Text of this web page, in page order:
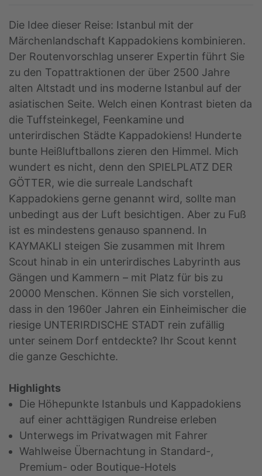
Die Idee dieser Reise: Istanbul mit der
Märchenlandschaft Kappadokiens kombinieren.
Der Routenvorschlag unserer Expertin führt Sie
zu den Topattraktionen der über 2500 Jahre
alten Altstadt und ins moderne Istanbul auf der
asiatischen Seite. Welch einen Kontrast bieten da
die Tuffsteinkegel, Feenkamine und
unterirdischen Städte Kappadokiens! Hunderte
bunte Heißluftballons zieren den Himmel. Mich
wundert es nicht, denn den SPIELPLATZ DER
GÖTTER, wie die surreale Landschaft
Kappadokiens gerne genannt wird, sollte man
unbedingt aus der Luft besichtigen. Aber zu Fuß
ist es mindestens genauso spannend. In
KAYMAKLI steigen Sie zusammen mit Ihrem
Scout hinab in ein unterirdisches Labyrinth aus
Gängen und Kammern – mit Platz für bis zu
20000 Menschen. Können Sie sich vorstellen,
dass in den 1960er Jahren ein Einheimischer die
riesige UNTERIRDISCHE STADT rein zufällig
unter seinem Dorf entdeckte? Ihr Scout kennt
die ganze Geschichte.
Highlights
Die Höhepunkte Istanbuls und Kappadokiens
auf einer achttägigen Rundreise erleben
Unterwegs im Privatwagen mit Fahrer
Wahlweise Übernachtung in Standard-,
Premium- oder Boutique-Hotels